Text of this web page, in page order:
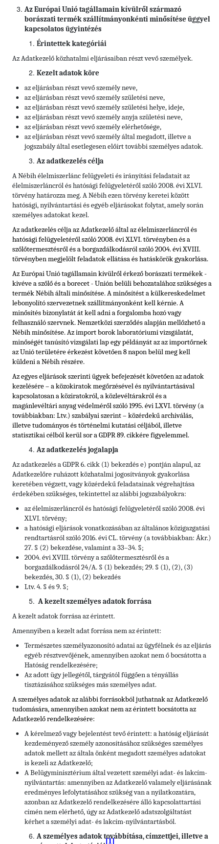
Az Európai Unió tagállamain kívülről származó
borászati termék szállítmányonkénti minősítése üggyel
kapcsolatos ügyintézés
Érintettek kategóriái
Az Adatkezelő közhatalmi eljárásaiban részt vevő személyek.
Kezelt adatok köre
az eljárásban részt vevő személy neve,
az eljárásban részt vevő személy születési neve,
az eljárásban részt vevő személy születési helye, ideje,
az eljárásban részt vevő személy anyja születési neve,
az eljárásban részt vevő személy elérhetősége,
az eljárásban részt vevő személy által megadott, illetve a
jogszabály által esetlegesen előírt további személyes adatok.
Az adatkezelés célja
A Nébih élelmiszerlánc felügyeleti és irányítási feladatait az
élelmiszerláncról és hatósági felügyeletéről szóló 2008. évi XLVI.
törvény határozza meg. A Nébih ezen törvény keretei között
hatósági, nyilvántartási és egyéb eljárásokat folytat, amely során
személyes adatokat kezel.
Az adatkezelés célja az Adatkezelő által az élelmiszerláncról és
hatósági felügyeletéről szóló 2008. évi XLVI. törvényben ésa
szőlőtermesztésről és a borgazdálkodásról szóló 2004. évi XVIII.
törvénybenmegjelölt feladatok ellátása és hatáskörök gyakorlása.
Az Európai Unió tagállamain kívülről érkező borászati termékek -
kivéve a szőlő és a borecet - Unión belüli behozatalához szükséges a
termék Nébih általi minősítése. A minősítést a külkereskedelmet
lebonyolító szervezetnek szállítmányonként kell kérnie. A
minősítés bizonylatát át kell adni a forgalomba hozó vagy
felhasználó szervnek. Nemzetközi szerződés alapján mellőzhető a
Nébih minősítése. Az import borok laboratóriumi vizsgálatát,
minőségét tanúsító vizsgálati lap egy példányát az az importőrnek
az Unió területére érkezést követően 8 napon belül meg kell
küldeni a Nébih részére.
Az egyes eljárások szerinti ügyek befejezését követően az adatok
kezelésére – a közokiratok megőrzésével és nyilvántartásával
kapcsolatosan a köziratokról, a közlevéltárakról és a
magánlevéltári anyag védelméről szóló 1995. évi LXVI. törvény (a
továbbiakban: Ltv.) szabályai szerint – közérdekű archiválás,
illetve tudományos és történelmi kutatási céljából, illetve
statisztikai célból kerül sor a GDPR 89. cikkére figyelemmel.
Az adatkezelés jogalapja
Az adatkezelés a GDPR 6. cikk (1) bekezdés e) pontján alapul, az
Adatkezelőre ruházott közhatalmi jogosítványok gyakorlása
keretében végzett, vagy közérdekű feladatainak végrehajtása
érdekében szükséges, tekintettel az alábbi jogszabályokra:
az élelmiszerláncról és hatósági felügyeletéről szóló 2008. évi
XLVI. törvény;
a hatósági eljárások vonatkozásában az általános közigazgatási
rendtartásról szóló 2016. évi CL. törvény (a továbbiakban: Ákr.)
27. § (2) bekezdése, valamint a 33–34. §;
2004. évi XVIII. törvény a szőlőtermesztésről és a
borgazdálkodásról 24/A. § (1) bekezdés; 29. § (1), (2), (3)
bekezdés, 30. § (1), (2) bekezdés
Ltv. 4. § és 9. §;
A kezelt személyes adatok forrása
A kezelt adatok forrása az érintett.
Amennyiben a kezelt adat forrása nem az érintett:
Természetes személyazonosító adatai az ügyfélnek és az eljárás
egyéb résztvevőjének, amennyiben azokat nem ő bocsátotta a
Hatóság rendelkezésére;
Az adott ügy jellegétől, tárgyától függően a tényállás
tisztázásához szükséges más személyes adat.
A személyes adatok az alábbi forrásokból juthatnak az Adatkezelő
tudomására, amennyiben azokat nem az érintett bocsátotta az
Adatkezelő rendelkezésére:
A kérelmező vagy bejelentést tevő érintett: a hatóság eljárását
kezdeményező személy azonosításához szükséges személyes
adatok mellett az általa önként megadott személyes adatokat
is kezeli az Adatkezelő;
A Belügyminisztérium által vezetett személyi adat- és lakcím-
nyilvántartás: amennyiben az Adatkezelő valamely eljárásának
eredményes lefolytatásához szükség van a nyilatkozatára,
azonban az Adatkezelő rendelkezésére álló kapcsolattartási
címén nem elérhető, úgy az Adatkezelő adatszolgáltatást
kérhet a személyi adat- és lakcím-nyilvántartásból.
A személyes adatok továbbítása, címzettjei, illetve a
[1]